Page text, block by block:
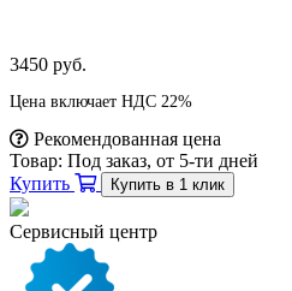
3450 руб.
Цена включает НДС 22%
Рекомендованная цена
Товар: Под заказ, от 5-ти дней
Купить
Купить в 1 клик
Сервисный центр